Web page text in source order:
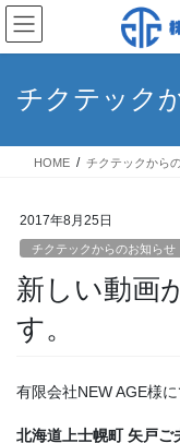
コ
ン
テ
ス
ナ
ビ
ゲ
ン
チクテック
HOME チクテックから
2017年8月25日
チクテックからのお知らせ
新しい動画
す。
有限会社NEW AGE様に
北海道上士幌町 矢戸ご